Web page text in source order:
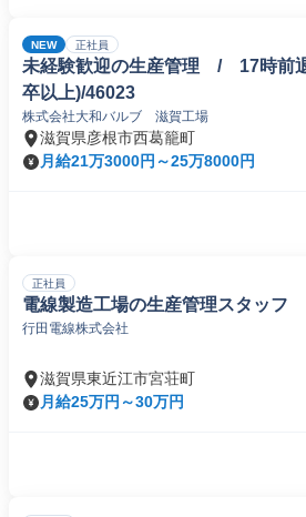
NEW 正社員
未経験歓迎の生産管理 / 17時前
卒以上)/46023
株式会社大和バルブ 滋賀工場
滋賀県彦根市西葛籠町
月給21万3000円～25万8000円
正社員
電線製造工場の生産管理スタッフ
行田電線株式会社
滋賀県東近江市宮荘町
月給25万円～30万円